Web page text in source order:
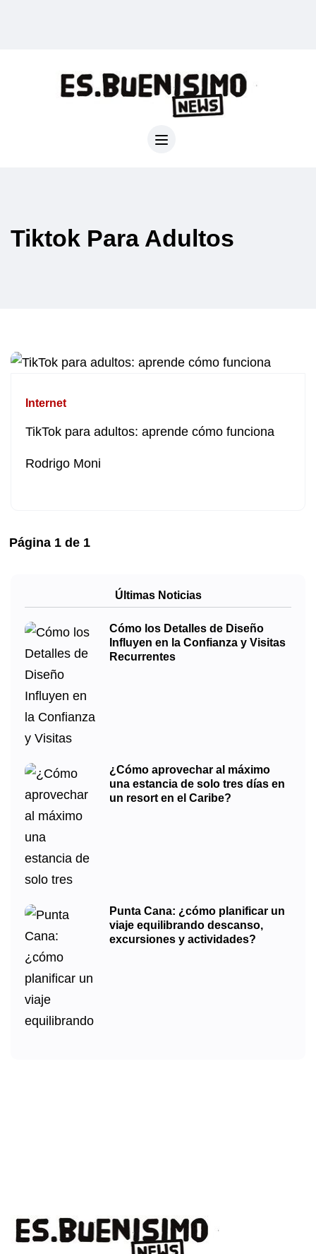
Tiktok Para Adultos
Internet
TikTok para adultos: aprende cómo funciona
Rodrigo Moni
Página 1 de 1
Últimas Noticias
Cómo los Detalles de Diseño
Influyen en la Confianza y Visitas
Recurrentes
¿Cómo aprovechar al máximo
una estancia de solo tres días en
un resort en el Caribe?
Punta Cana: ¿cómo planificar un
viaje equilibrando descanso,
excursiones y actividades?